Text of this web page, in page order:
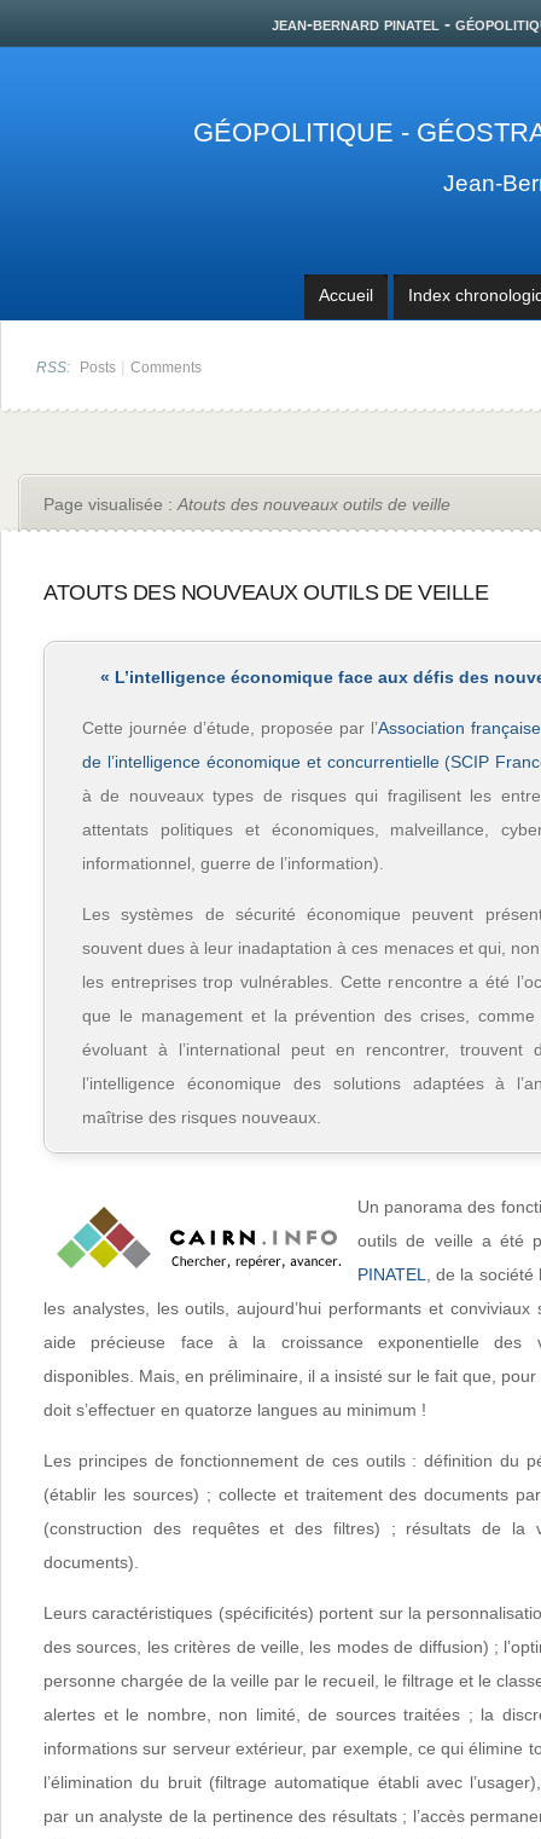
jean-bernard pinatel -
GÉOPOLITIQUE -
Jean-
Accueil Index
RSS: Posts | Comments
Page visualisée : Atouts des nouveaux outils de veille
ATOUTS DES NOUVEAUX OUTILS DE VEILLE
« L’intelligence économique face aux défis des
Cette journée d’étude, proposée par l’Association
de l’intelligence économique et concurrentielle (SCIP
à de nouveaux types de risques qui fragilisent les
attentats politiques et économiques, malveillance,
informationnel, guerre de l’information).
Les systèmes de sécurité économique peuvent
souvent dues à leur inadaptation à ces menaces et qui,
les entreprises trop vulnérables. Cette rencontre a été
que le management et la prévention des crises, comme
évoluant à l’international peut en rencontrer, trouvent
l’intelligence économique des solutions adaptées à
maîtrise des risques nouveaux.
Un panorama des
outils de veille a été
PINATEL
, de la société
les analystes, les outils, aujourd’hui performants et
aide précieuse face à la croissance exponentielle des
disponibles. Mais, en préliminaire, il a insisté sur le fait que,
doit s’effectuer en quatorze langues au minimum !
Les principes de fonctionnement de ces outils : définition du
(établir les sources) ; collecte et traitement des documents
(construction des requêtes et des filtres) ; résultats de la
documents).
Leurs caractéristiques (spécificités) portent sur la
des sources, les critères de veille, les modes de diffusion) ;
personne chargée de la veille par le recueil, le filtrage et le
alertes et le nombre, non limité, de sources traitées ; la
informations sur serveur extérieur, par exemple, ce qui élimine
l’élimination du bruit (filtrage automatique établi avec
par un analyste de la pertinence des résultats ; l’accès